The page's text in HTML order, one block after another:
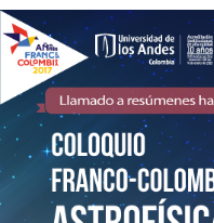
Doble titulación
Examen Saber Pro
Intercambios
Práctica académica
Ofertas
Práctica social
Intercambio Is-Link
Grado
Maestría en Seguridad
Maestría en Ingeniería de
Maestría en Ingeniería
Maestría en Ingeniería de
Escuela Internacional de
Personal de apoyo
Personal de laboratorios
Laboratorio de Ingeniería
Laboratorios de Propósito
Laboratorios de
Sala de Video Juegos
Protocolo de bioseguridad